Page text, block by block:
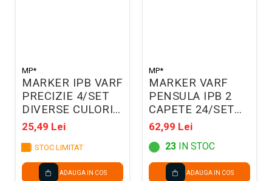
MP*
MARKER IPB VARF
PRECIZIE 4/SET
DIVERSE CULORI
PP928-01
25,49 Lei
STOC LIMITAT
ADAUGA IN COS
MP*
MARKER VARF
PENSULA IPB 2
CAPETE 24/SET
PP917-24
62,99 Lei
23 IN STOC
ADAUGA IN COS